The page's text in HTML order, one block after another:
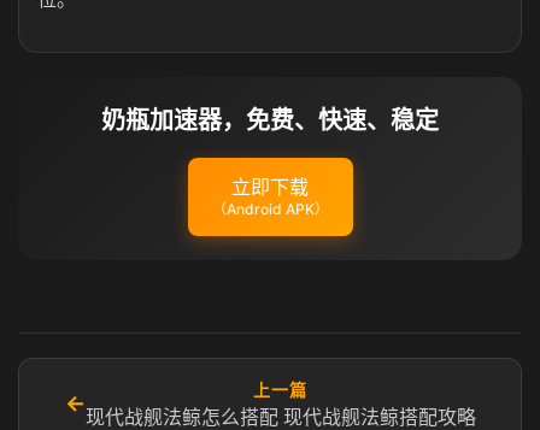
奶瓶加速器，免费、快速、稳定
立即下载
（Android APK）
←
上一篇
现代战舰法鲸怎么搭配 现代战舰法鲸搭配攻略